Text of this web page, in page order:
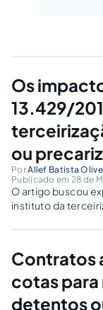
Os
13.429/
ou
PorAllef Batista
Publicado em 28 de
O artigo buscou
instituto da
como analisar o
de tais alterações.
Contratos
cotas para
detentos